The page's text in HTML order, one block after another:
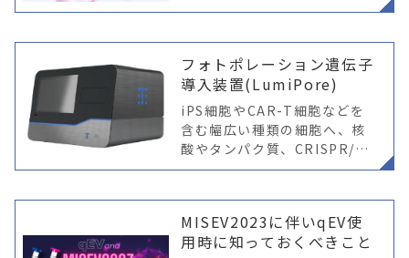
に大きな可能性を秘めていま
応用において有効で安全であ
ることを保証するためには、
詳細な特性評価
フォトポレーション遺伝子
導入装置(LumiPore)
iPS細胞やCAR-T細胞などを
含む幅広い種類の細胞へ、核
酸やタンパク質、CRISPR/Ca
s９RNPsなどの様々な物質を
MISEV2023に伴いqEV使
用時に知っておくべきこと